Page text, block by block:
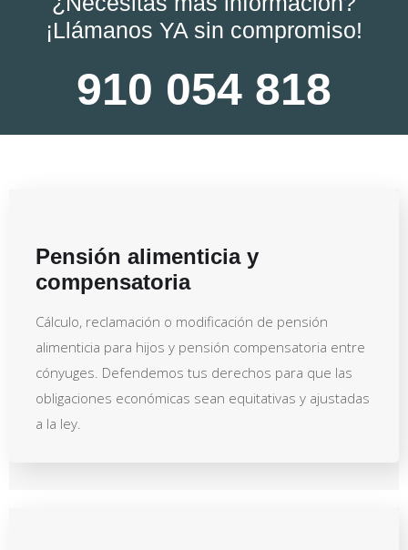
¡Llámanos YA sin compromiso!
910 054 818
Pensión alimenticia y
compensatoria
Cálculo, reclamación o modificación de pensión
alimenticia para hijos y pensión compensatoria entre
cónyuges. Defendemos tus derechos para que las
obligaciones económicas sean equitativas y ajustadas
a la ley.